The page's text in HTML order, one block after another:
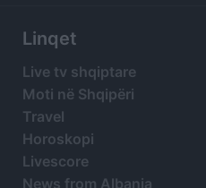
Linqet
Live tv shqiptare
Moti në Shqipëri
Travel
Horoskopi
Livescore
News from Albania